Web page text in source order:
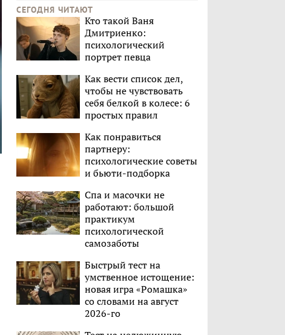
СЕГОДНЯ ЧИТАЮТ
Кто такой Ваня
Дмитриенко:
психологический
портрет певца
Как вести список дел,
чтобы не чувствовать
себя белкой в колесе: 6
простых правил
Как понравиться
партнеру:
психологические советы
и бьюти-подборка
Спа и масочки не
работают: большой
практикум
психологической
самозаботы
Быстрый тест на
умственное истощение:
новая игра «Ромашка»
со словами на август
2026-го